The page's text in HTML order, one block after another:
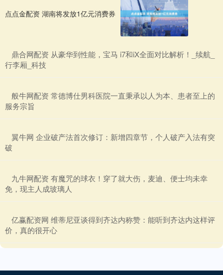
点点金配资 湖南将发放1亿元消费券
​鼎合网配资 从豪华到性能，宝马 i7和iX全面对比解析！_续航_
行李厢_科技
​般牛网配资 常德博仕男科医院一直秉承以人为本、患者至上的
服务宗旨
​翼牛网 企业破产法首次修订：新增四章节，个人破产入法有突
破
​九牛网配资 有魔咒的球衣！穿了就大伤，麦迪、便士均未幸
免，现主人成玻璃人
​亿赢配资网 维蒂尼亚谈得到齐达内称赞：能听到齐达内这样评
价，真的很开心